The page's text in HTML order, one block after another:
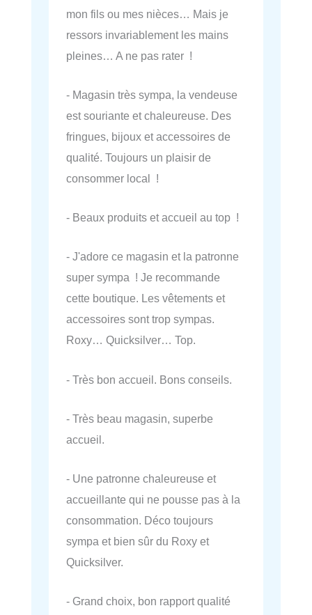
mon fils ou mes nièces… Mais je
ressors invariablement les mains
pleines… A ne pas rater !
- Magasin très sympa, la vendeuse
est souriante et chaleureuse. Des
fringues, bijoux et accessoires de
qualité. Toujours un plaisir de
consommer local !
- Beaux produits et accueil au top !
- J'adore ce magasin et la patronne
super sympa ! Je recommande
cette boutique. Les vêtements et
accessoires sont trop sympas.
Roxy… Quicksilver… Top.
- Très bon accueil. Bons conseils.
- Très beau magasin, superbe
accueil.
- Une patronne chaleureuse et
accueillante qui ne pousse pas à la
consommation. Déco toujours
sympa et bien sûr du Roxy et
Quicksilver.
- Grand choix, bon rapport qualité